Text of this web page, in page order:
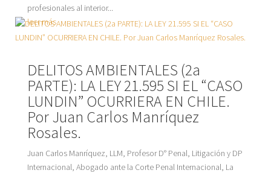
profesionales al interior...
leer más
DELITOS AMBIENTALES (2a
PARTE): LA LEY 21.595 SI EL “CASO
LUNDIN” OCURRIERA EN CHILE.
Por Juan Carlos Manríquez
Rosales.
Juan Carlos Manríquez, LLM, Profesor D° Penal, Litigación y DP
Internacional, Abogado ante la Corte Penal Internacional, La